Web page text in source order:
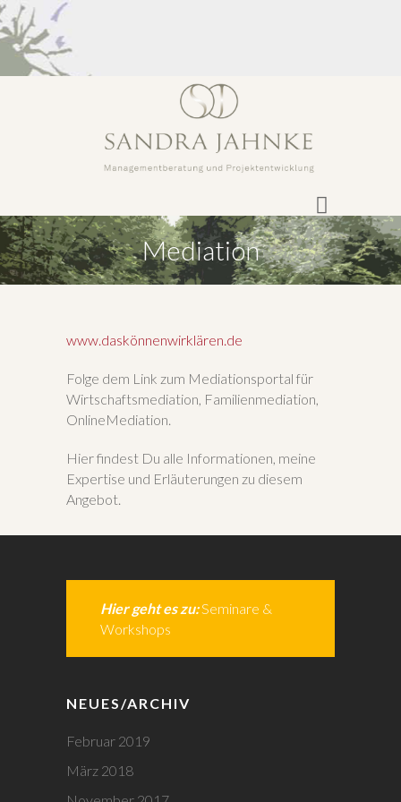
Mediation
www.daskönnenwirklären.de
Folge dem Link zum Mediationsportal für
Wirtschaftsmediation, Familienmediation,
OnlineMediation.
Hier findest Du alle Informationen, meine
Expertise und Erläuterungen zu diesem
Angebot.
Hier geht es zu: Seminare &
Workshops
NEUES/ARCHIV
Februar 2019
März 2018